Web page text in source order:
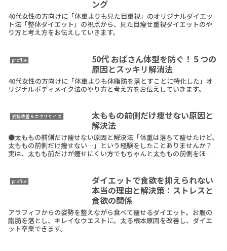
ング
40代女性の方向けに「体重よりも見た目重視」のオリジナルダイエッ
ト法「整体ダイエット」の視点から、見た目痩せ重視ダイエットのや
り方と考え方をお伝えしていきます。
profile
50代 おばさん体型を防ぐ！５つの
原因とスッキリ解消法
40代女性の方向けに「体重よりも体脂肪を落とすことに特化した」オ
リジナルボディメイク法のやり方と考え方をお伝えしていきます。
姿勢改善＆エクササイズ
太ももの前側だけ痩せない原因と
解決法
●太ももの前側だけ痩せない原因と解決法「体重は落ちて瘦せたけど、
太ももの前側だけ痩せない…」という経験をしたことありませんか？
実は、太もも前だけが痩せにくい方でもちゃんと太ももの前側をほっ
profile
ダイエットで食欲を抑えられない
本当の理由と解決策：ストレスと
食欲の関係
アラフィフからの姿勢を整えながら食べて痩せるダイエット。お腹の
脂肪を落とし、キレイなウエストに。太る根本原因を改善し、ダイエ
ット卒業できます。